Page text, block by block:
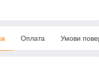
Оплата Умови